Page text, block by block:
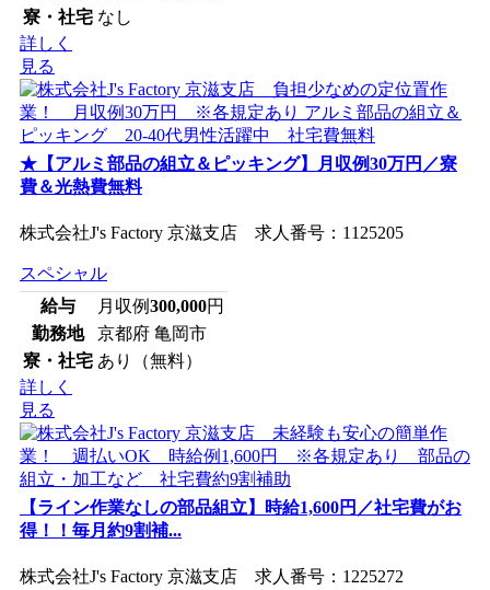
寮・社宅 なし
詳しく
見る
★【アルミ部品の組立＆ピッキング】月収例30万円／寮
費＆光熱費無料
株式会社J's Factory 京滋支店 求人番号：1125205
スペシャル
給与
月収例300,000円
勤務地
京都府 亀岡市
寮・社宅 あり（無料）
詳しく
見る
【ライン作業なしの部品組立】時給1,600円／社宅費がお
得！！毎月約9割補...
株式会社J's Factory 京滋支店 求人番号：1225272